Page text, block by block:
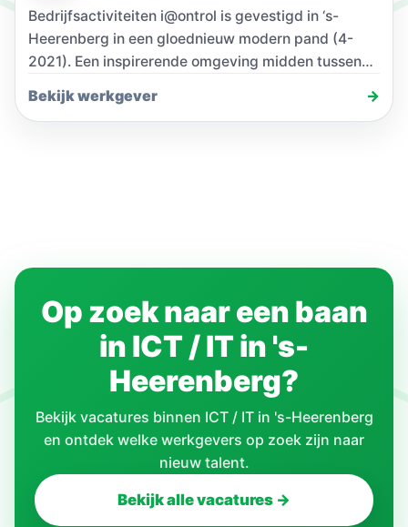
Bedrijfsactiviteiten i@ontrol is gevestigd in ‘s-
Heerenberg in een gloednieuw modern pand (4-
2021). Een inspirerende omgeving midden tussen
Bekijk werkgever →
Op zoek naar een baan
in ICT / IT in 's-
Heerenberg?
Bekijk vacatures binnen ICT / IT in 's-Heerenberg
en ontdek welke werkgevers op zoek zijn naar
nieuw talent.
Bekijk alle vacatures →